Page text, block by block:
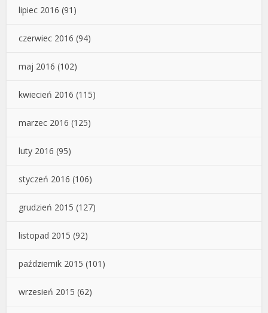
lipiec 2016 (91)
czerwiec 2016 (94)
maj 2016 (102)
kwiecień 2016 (115)
marzec 2016 (125)
luty 2016 (95)
styczeń 2016 (106)
grudzień 2015 (127)
listopad 2015 (92)
październik 2015 (101)
wrzesień 2015 (62)